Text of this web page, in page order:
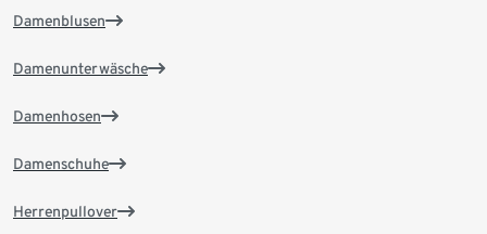
Damenblusen
Damenunterwäsche
Damenhosen
Damenschuhe
Herrenpullover